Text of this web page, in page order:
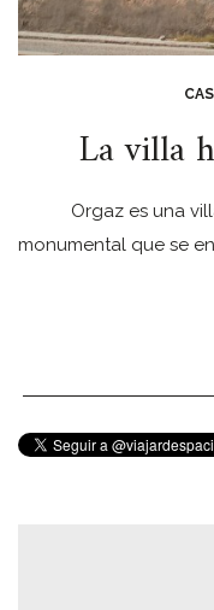
La villa
Orgaz es una
monumental que se